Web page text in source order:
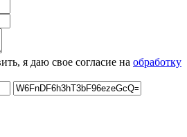
я даю свое согласие на обработку